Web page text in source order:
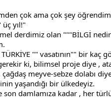
çok ama çok şey
yıl!"
derdimiz olan """BİLGİ
"" vasatının"" bir kaç
ki, bilimsel proje diye ,
meyve-sebze dolabı
yaşandığı bir ülkedeyiz.
son damlamıza kadar , her